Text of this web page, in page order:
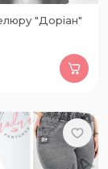
"Доріан"